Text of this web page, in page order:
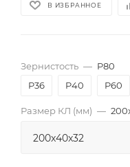
В ИЗБРАННОЕ
Зернистость — P80
P36
P40 P60
Размер КЛ (мм) —